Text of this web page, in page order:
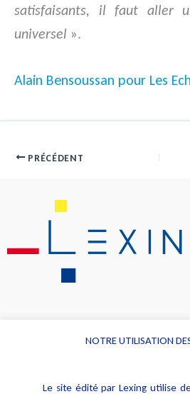
satisfaisants, il faut aller
universel ».
Alain Bensoussan pour Les
PRÉCÉDENT
Alerte professionnelle
NOTRE UTILISATION
Le site édité par Lexing utilise